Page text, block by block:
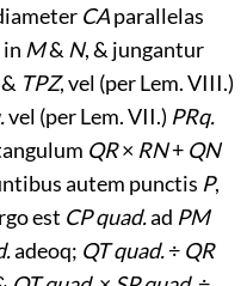
CAparallelas
M& N, & jungantur
TPZ, vel (per Lem. VIII.)
vel (per Lem. VII.) PRq.
QR× RN+ QN
autem punctis P,
est CP quad.ad PM
adeoq; QT quad.÷ QR